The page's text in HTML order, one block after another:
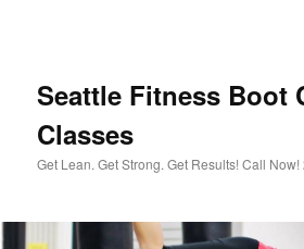
Seattle Fitness Boot
Classes
Get Lean. Get Strong. Get Results! Call